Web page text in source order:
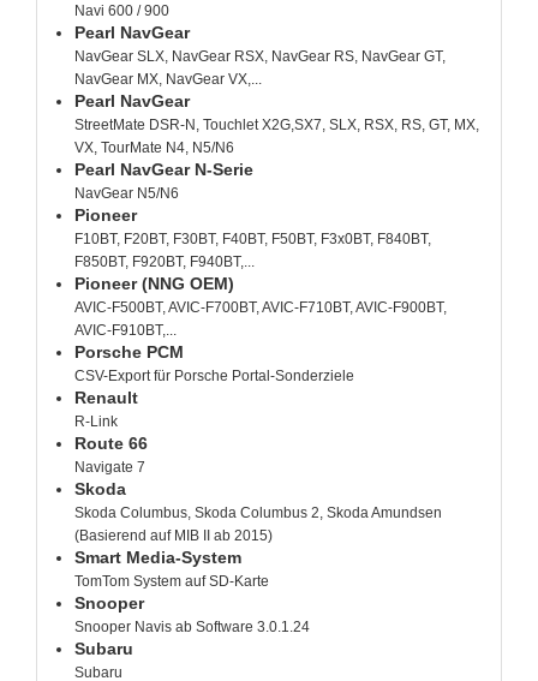
Navi 600 / 900
Pearl NavGear
NavGear SLX, NavGear RSX, NavGear RS, NavGear GT,
NavGear MX, NavGear VX,...
Pearl NavGear
StreetMate DSR-N, Touchlet X2G,SX7, SLX, RSX, RS, GT, MX,
VX, TourMate N4, N5/N6
Pearl NavGear N-Serie
NavGear N5/N6
Pioneer
F10BT, F20BT, F30BT, F40BT, F50BT, F3x0BT, F840BT,
F850BT, F920BT, F940BT,...
Pioneer (NNG OEM)
AVIC-F500BT, AVIC-F700BT, AVIC-F710BT, AVIC-F900BT,
AVIC-F910BT,...
Porsche PCM
CSV-Export für Porsche Portal-Sonderziele
Renault
R-Link
Route 66
Navigate 7
Skoda
Skoda Columbus, Skoda Columbus 2, Skoda Amundsen
(Basierend auf MIB II ab 2015)
Smart Media-System
TomTom System auf SD-Karte
Snooper
Snooper Navis ab Software 3.0.1.24
Subaru
Subaru